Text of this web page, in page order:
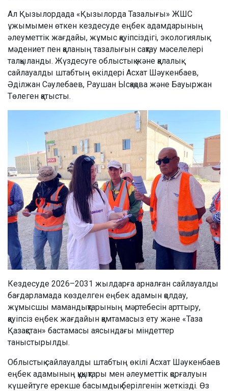
Ал Қызылордада «Қызылорда Тазалығы» ЖШС
ұжымымен өткен кездесуде еңбек адамдарының
әлеуметтік жағдайы, жұмыс қауіпсіздігі, экологиялық
мәдениет пен қаланың тазалығын сақтау мәселелері
талқыланды. Жүздесуге облыстық және қалалық
сайлауалды штабтың өкілдері Асхат Шәукенбаев,
Әділжан Сәулебаев, Раушан Ысқақова және Бауыржан
Төлеген қатысты.
Кездесуде 2026–2031 жылдарға арналған сайлауалды
бағдарламада көзделген еңбек адамын қолдау,
жұмысшы мамандықтарының мәртебесін арттыру,
қауіпсіз еңбек жағдайын қамтамасыз ету және «Таза
Қазақстан» бастамасы аясындағы міндеттер
таныстырылды.
Облыстық сайлауалды штабтың өкілі Асхат Шәукенбаев
еңбек адамының құқықтары мен әлеуметтік қорғалуын
күшейтуге ерекше басымдық берілгенін жеткізді. Өз